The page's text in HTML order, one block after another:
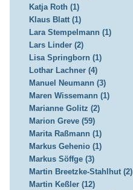
Katja Roth (1)
Klaus Blatt (1)
Lara Stempelmann (1)
Lars Linder (2)
Lisa Springborn (1)
Lothar Lachner (4)
Manuel Neumann (3)
Maren Wissemann (1)
Marianne Golitz (2)
Marion Greve (59)
Marita Raßmann (1)
Markus Gehenio (1)
Markus Söffge (3)
Martin Breetzke-Stahlhut (2)
Martin Keßler (12)